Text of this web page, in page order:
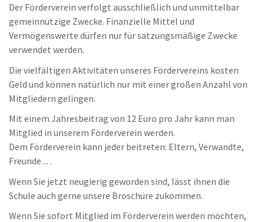
Der Förderverein verfolgt ausschließlich und unmittelbar
gemeinnützige Zwecke. Finanzielle Mittel und
Vermögenswerte dürfen nur für satzungsmäßige Zwecke
verwendet werden.
Die vielfältigen Aktivitäten unseres Fördervereins kosten
Geld und können natürlich nur mit einer großen Anzahl von
Mitgliedern gelingen.
Mit einem Jahresbeitrag von 12 Euro pro Jahr kann man
Mitglied in unserem Förderverein werden.
Dem Förderverein kann jeder beitreten: Eltern, Verwandte,
Freunde ... .
Wenn Sie jetzt neugierig geworden sind, lässt ihnen die
Schule auch gerne unsere Broschüre zukommen.
Wenn Sie sofort Mitglied im Förderverein werden möchten,